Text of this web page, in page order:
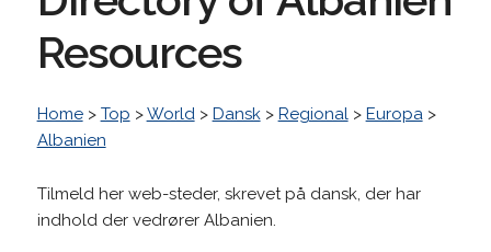
Resources
Home> Top >World> Dansk> Regional> Europa>
Albanien
Tilmeld her web-steder, skrevet på dansk, der har
indhold der vedrører Albanien.